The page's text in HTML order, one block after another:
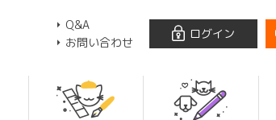
Q&A
お問い合わせ
ログイン